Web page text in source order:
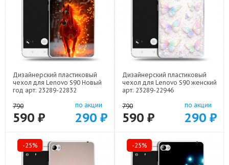
Дизайнерский пластиковый
чехол для Lenovo S90 Новый
год арт: 23289-22832
790
590 ₽
по акции
290 ₽
Дизайнерский пластиковый
чехол для Lenovo S90 женский
арт: 23289-22946
790
590 ₽
по акции
290 ₽
-25% -25%